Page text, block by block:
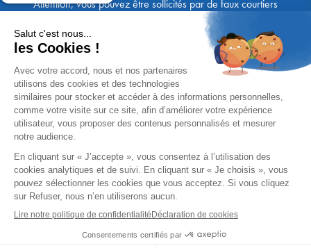
Attention, vous pouvez être sollicités par de faux courtiers
Ace Crédit / Immoprêt, qui vous proposent de bénéficier de
crédits, en vous demandant de transmettre des documents,
des fonds, des coordonnées bancaires, etc. Soyez vigilants :
Immoprêt ne demande jamais à ses clients de virer sur ses
comptes des sommes prêtées par les banques, à l'exception
des honoraires des agences. Les courtiers Ace Crédit /
Immoprêt vous écrivent toujours d'une adresse mail
xxxx@acecredit.fr ou xxxx@immopret.fr.
* Taux fixe national hors assurance, pouvant varier selon votre région et
dossier. Exemple représentatif pour un montant emprunté de 200 000 €.
Taux débiteur fixe de 2.85 % et TAEG fixe (hors frais) de 3.21 % (taux
assurance emprunteur de 0,36%) sur 15 ans. 180 mensualités de
1 426,78 € (dont 60,00 € d'assurance). Coût total du crédit (hors frais) :
56 820,53 €. Montant total dû (hors frais) : 256 820,53 €.
Un crédit vous engage et doit être remboursé. Vérifiez vos capacités